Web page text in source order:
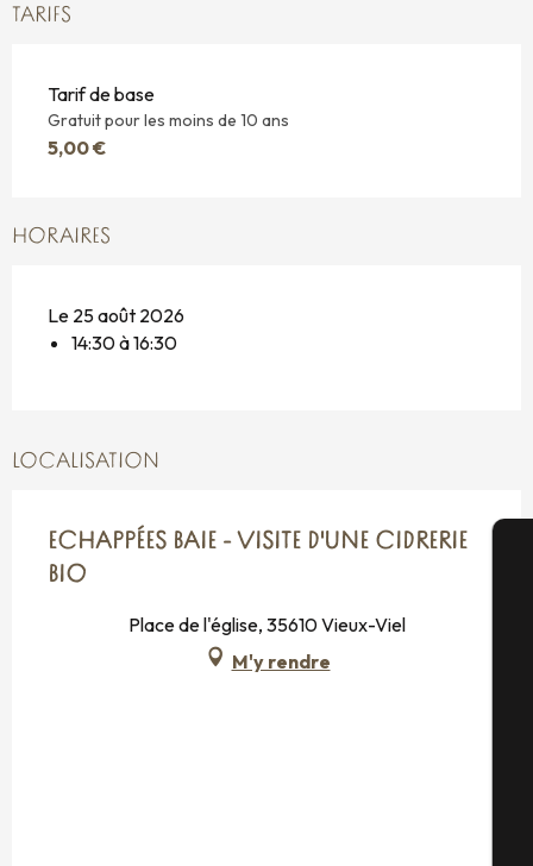
TARIFS
Tarif de base
Gratuit pour les moins de 10 ans
5,00 €
HORAIRES
Le 25 août 2026
14:30 à 16:30
LOCALISATION
ECHAPPÉES BAIE - VISITE D'UNE CIDRERIE
BIO
Place de l'église, 35610 Vieux-Viel
M'y rendre